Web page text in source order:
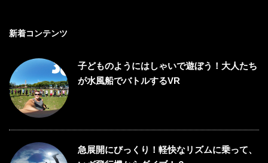
新着コンテンツ
子どものようにはしゃいで遊ぼう！大人たち
が水風船でバトルするVR
急展開にびっくり！軽快なリズムに乗って、